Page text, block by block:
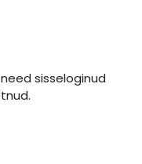
sisseloginud